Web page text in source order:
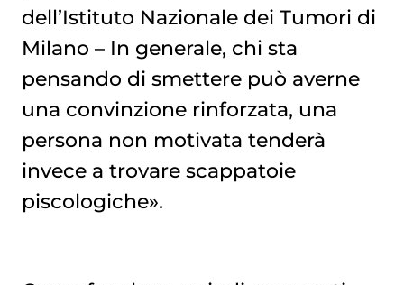
dell’Istituto Nazionale dei Tumori di
Milano – In generale, chi sta
pensando di smettere può averne
una convinzione rinforzata, una
persona non motivata tenderà
invece a trovare scappatoie
piscologiche».